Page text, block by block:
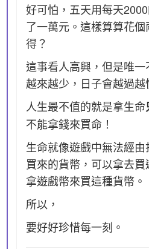
好可怕，五天用每天
了一萬元。這樣算算花
得？
這事看人高興，但是唯
越來越少，日子會越過越
人生最不值的就是拿生命
不能拿錢來買命！
生命就像遊戲中無法經
買來的貨幣，可以拿去
拿遊戲幣來買這種貨幣。
所以，
要好好珍惜每一刻。